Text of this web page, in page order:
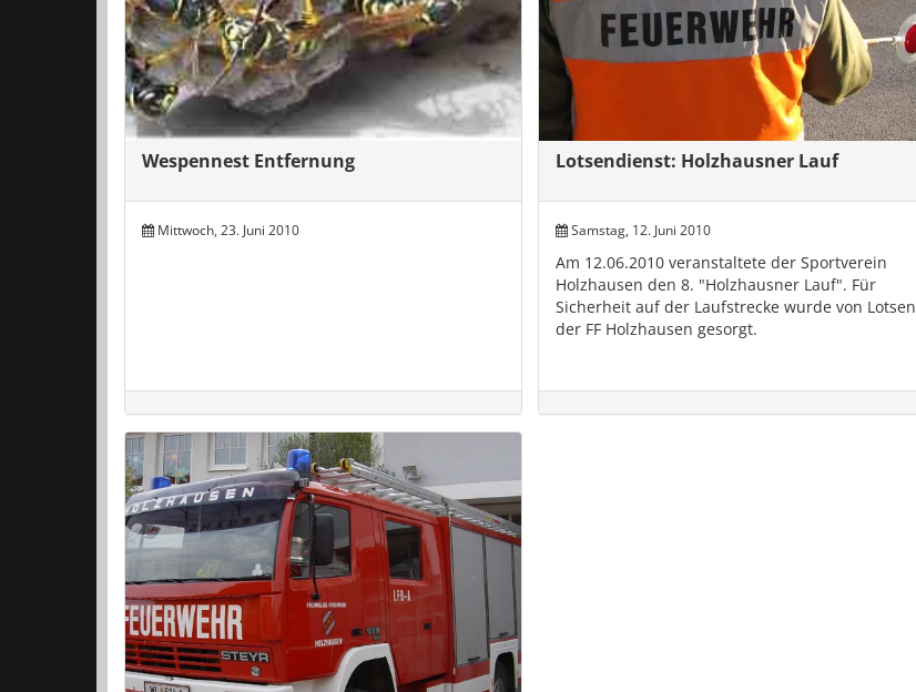
Wespennest Entfernung
Mittwoch, 23. Juni 2010
Lotsendienst: Holzhausner Lauf
Samstag, 12. Juni 2010
Am 12.06.2010 veranstaltete der Sportverein
Holzhausen den 8. "Holzhausner Lauf". Für
Sicherheit auf der Laufstrecke wurde von Lotsen
der FF Holzhausen gesorgt.